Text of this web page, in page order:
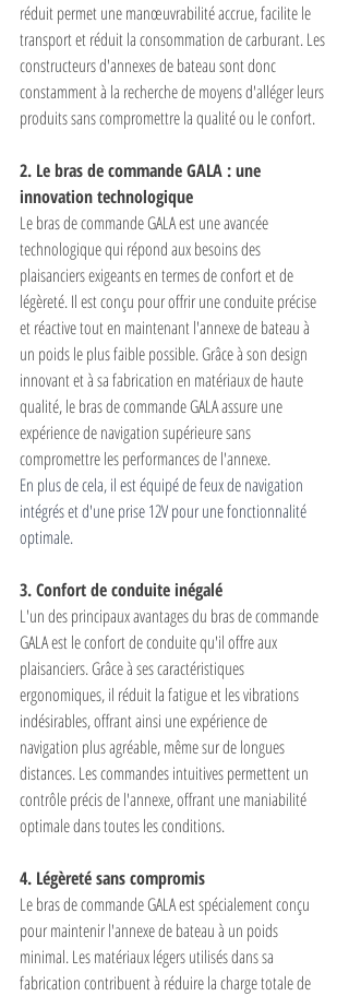
réduit permet une manœuvrabilité accrue, facilite le
transport et réduit la consommation de carburant. Les
constructeurs d'annexes de bateau sont donc
constamment à la recherche de moyens d'alléger leurs
produits sans compromettre la qualité ou le confort.
2. Le bras de commande GALA : une
innovation technologique
Le bras de commande GALA est une avancée
technologique qui répond aux besoins des
plaisanciers exigeants en termes de confort et de
légèreté. Il est conçu pour offrir une conduite précise
et réactive tout en maintenant l'annexe de bateau à
un poids le plus faible possible. Grâce à son design
innovant et à sa fabrication en matériaux de haute
qualité, le bras de commande GALA assure une
expérience de navigation supérieure sans
compromettre les performances de l'annexe.
En plus de cela, il est équipé de feux de navigation
intégrés et d'une prise 12V pour une fonctionnalité
optimale.
3. Confort de conduite inégalé
L'un des principaux avantages du bras de commande
GALA est le confort de conduite qu'il offre aux
plaisanciers. Grâce à ses caractéristiques
ergonomiques, il réduit la fatigue et les vibrations
indésirables, offrant ainsi une expérience de
navigation plus agréable, même sur de longues
distances. Les commandes intuitives permettent un
contrôle précis de l'annexe, offrant une maniabilité
optimale dans toutes les conditions.
4. Légèreté sans compromis
Le bras de commande GALA est spécialement conçu
pour maintenir l'annexe de bateau à un poids
minimal. Les matériaux légers utilisés dans sa
fabrication contribuent à réduire la charge totale de